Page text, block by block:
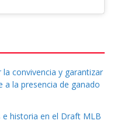
convivencia y garantizar
a la presencia de ganado
e historia en el Draft MLB